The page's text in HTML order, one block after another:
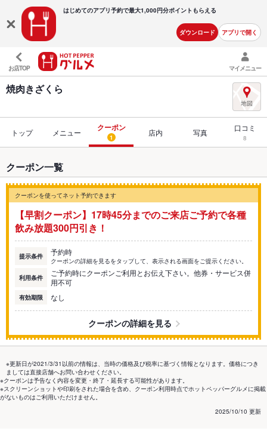
はじめてのアプリ予約で最大1,000円分ポイントもらえる
ダウンロード アプリで開く
お店TOP マイメニュー
焼肉きざくら
トップ メニュー クーポン
1 店内 写真 口コミ
8
クーポン一覧
クーポンを使ってネット予約できます
【早割クーポン】17時45分までのご来店ご予約で各種
飲み放題300円引き！
提示条件 予約時
クーポンの詳細を見るをタップして、表示される画面をご提示ください。
利用条件
ご予約時にクーポンご利用とお伝え下さい。他券・サービス併
用不可
有効期限 なし
クーポンの詳細を見る
※更新日が2021/3/31以前の情報は、当時の価格及び税率に基づく情報となります。価格につき
ましては直接店舗へお問い合わせください。
※クーポンは予告なく内容を変更・終了・延長する可能性があります。
※スクリーンショットや印刷をされた場合を含め、クーポン利用時点でホットペッパーグルメに掲載
がないものはご利用いただけません。
2025/10/10 更新